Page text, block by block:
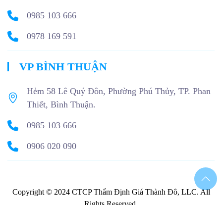
0985 103 666
0978 169 591
VP BÌNH THUẬN
Hẻm 58 Lê Quý Đôn, Phường Phú Thủy, TP. Phan
Thiết, Bình Thuận.
0985 103 666
0906 020 090
Copyright © 2024 CTCP Thẩm Định Giá Thành Đô, LLC. All